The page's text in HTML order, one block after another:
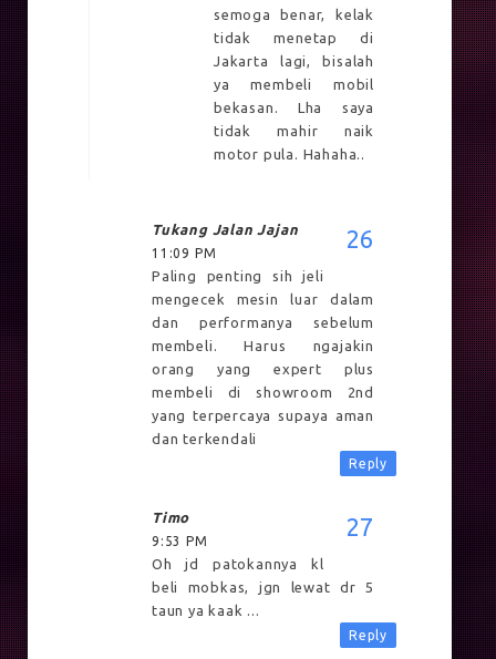
semoga benar, kelak
tidak menetap di
Jakarta lagi, bisalah
ya membeli mobil
bekasan. Lha saya
tidak mahir naik
motor pula. Hahaha..
Tukang Jalan Jajan
11:09 PM
Paling penting sih jeli
mengecek mesin luar dalam
dan performanya sebelum
membeli. Harus ngajakin
orang yang expert plus
membeli di showroom 2nd
yang terpercaya supaya aman
dan terkendali
Reply
Timo
9:53 PM
Oh jd patokannya kl
beli mobkas, jgn lewat dr 5
taun ya kaak ...
Reply